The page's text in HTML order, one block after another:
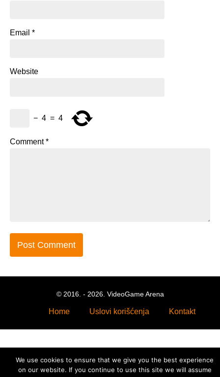
Email *
Website
− 4 = 4
Comment*
© 2016. - 2026. VideoGame Arena
Home Uslovi korišćenja Kontakt
We use cookies to ensure that we give you the best experience
on our website. If you continue to use this site we will assume